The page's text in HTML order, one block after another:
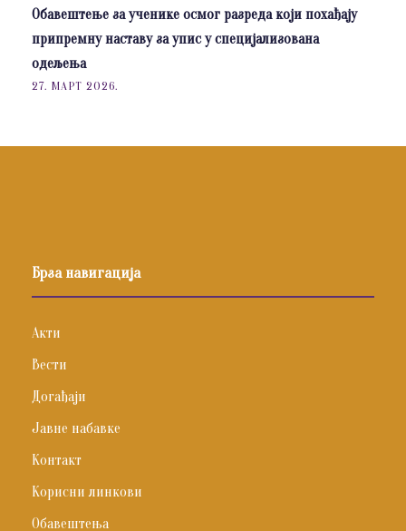
Обавештење за ученике осмог разреда који похађају
припремну наставу за упис у специјализована
одељења
27. МАРТ 2026.
Брза навигација
Акти
Вести
Догађаји
Јавне набавке
Контакт
Корисни линкови
Обавештења